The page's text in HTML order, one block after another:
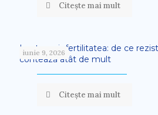
Citește mai mult
iunie 9, 2026
Lupta cu infertilitatea: de ce
contează atât de mult
Citește mai mult